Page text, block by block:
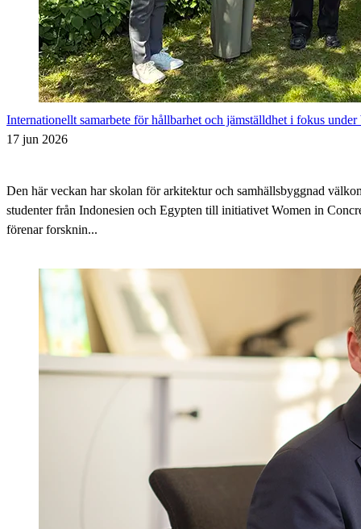
Internationellt samarbete för hållbarhet och jämställdhet i fokus
17 jun 2026
Den här veckan har skolan för arkitektur och samhällsbyggnad
studenter från Indonesien och Egypten till initiativet Women in
förenar forsknin...